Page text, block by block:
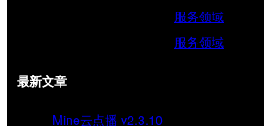
服务领域
服务领域
最新文章
Mine云点播 v2.3.10